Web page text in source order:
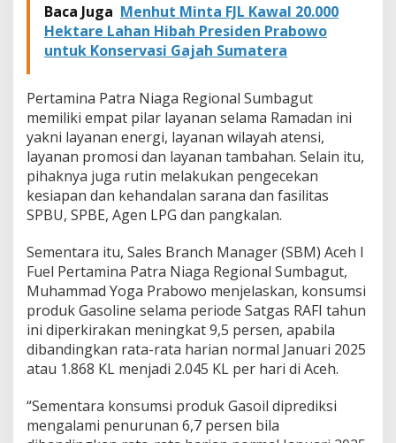
Baca Juga Menhut Minta FJL Kawal 20.000
Hektare Lahan Hibah Presiden Prabowo
untuk Konservasi Gajah Sumatera
Pertamina Patra Niaga Regional Sumbagut
memiliki empat pilar layanan selama Ramadan ini
yakni layanan energi, layanan wilayah atensi,
layanan promosi dan layanan tambahan. Selain itu,
pihaknya juga rutin melakukan pengecekan
kesiapan dan kehandalan sarana dan fasilitas
SPBU, SPBE, Agen LPG dan pangkalan.
Sementara itu, Sales Branch Manager (SBM) Aceh I
Fuel Pertamina Patra Niaga Regional Sumbagut,
Muhammad Yoga Prabowo menjelaskan, konsumsi
produk Gasoline selama periode Satgas RAFI tahun
ini diperkirakan meningkat 9,5 persen, apabila
dibandingkan rata-rata harian normal Januari 2025
atau 1.868 KL menjadi 2.045 KL per hari di Aceh.
“Sementara konsumsi produk Gasoil diprediksi
mengalami penurunan 6,7 persen bila